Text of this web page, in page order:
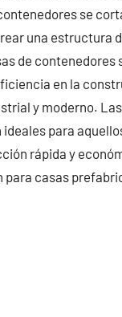
se
una estructura
de contenedores
en la
y moderno.
para
rápida y
para casas